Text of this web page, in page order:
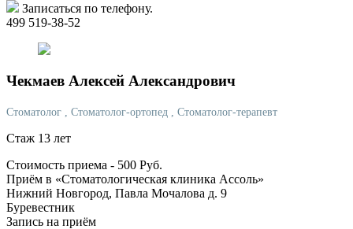
Записаться по телефону.
499 519-38-52
Чекмаев Алексей Александрович
Стоматолог , Стоматолог-ортопед , Стоматолог-терапевт
Стаж 13 лет
Стоимость приема - 500 Руб.
Приём в «Стоматологическая клиника Ассоль»
Нижний Новгород, Павла Мочалова д. 9
Буревестник
Запись на приём